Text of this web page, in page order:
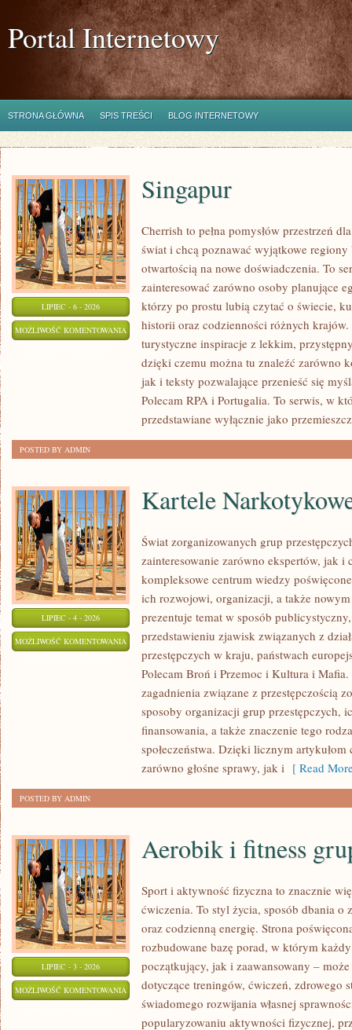
Portal Internetowy
STRONA GŁÓWNA SPIS TREŚCI BLOG INTERNETOWY
LIPIEC - 6 - 2026
MOŻLIWOŚĆ KOMENTOWANIA SINGAPUR
Singapur
Cherrish to pełna pomysłów przestrzeń
świat i chcą poznawać wyjątkowe
otwartością na nowe doświadczenia. To
zainteresować zarówno osoby planujące
którzy po prostu lubią czytać o świecie,
historii oraz codzienności różnych krajów.
turystyczne inspiracje z lekkim,
dzięki czemu można tu znaleźć zarówno
jak i teksty pozwalające przenieść się
Polecam RPA i Portugalia. To serwis, w
przedstawiane wyłącznie jako
POSTED BY ADMIN
LIPIEC - 4 - 2026
MOŻLIWOŚĆ KOMENTOWANIA KARTELE
NARKOTYKOWE
Kartele
Świat zorganizowanych grup
zainteresowanie zarówno ekspertów, jak i
kompleksowe centrum wiedzy
ich rozwojowi, organizacji, a także
prezentuje temat w sposób
przedstawieniu zjawisk związanych z
przestępczych w kraju, państwach
Polecam Broń i Przemoc i Kultura i
zagadnienia związane z przestępczością
sposoby organizacji grup przestępczych,
finansowania, a także znaczenie tego
społeczeństwa. Dzięki licznym
zarówno głośne sprawy, jak i [ Read
POSTED BY ADMIN
LIPIEC - 3 - 2026
MOŻLIWOŚĆ KOMENTOWANIA AEROBIK
Aerobik i fitness
Sport i aktywność fizyczna to znacznie
ćwiczenia. To styl życia, sposób dbania o
oraz codzienną energię. Strona
rozbudowane bazę porad, w którym
początkujący, jak i zaawansowany –
dotyczące treningów, ćwiczeń, zdrowego
świadomego rozwijania własnej
popularyzowaniu aktywności fizycznej,